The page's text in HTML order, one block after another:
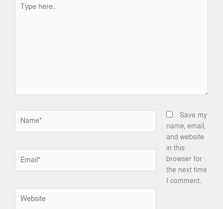
here..
Save my
name, email,
and website
in this
browser for
the next time
I comment.